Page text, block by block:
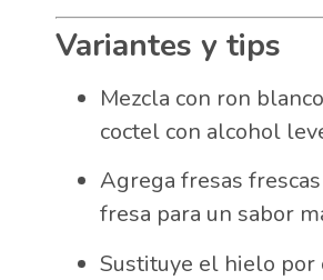
Variantes y tips
Mezcla con ron
coctel con alcohol
Agrega fresas
fresa para un sabor
Sustituye el hielo por